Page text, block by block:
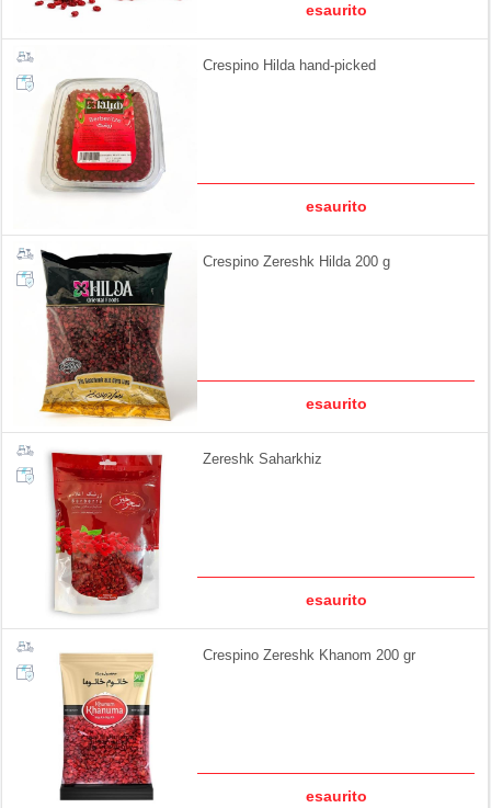
esaurito
Crespino Hilda hand-picked
esaurito
Crespino Zereshk Hilda 200 g
esaurito
Zereshk Saharkhiz
esaurito
Crespino Zereshk Khanom 200 gr
esaurito